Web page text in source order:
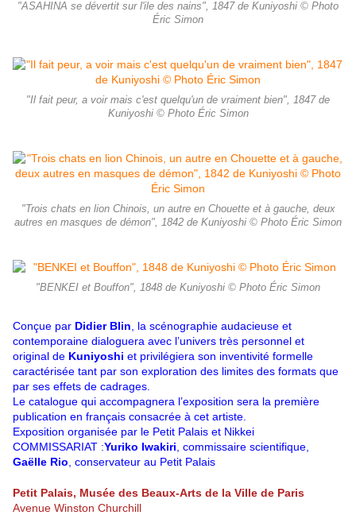
"ASAHINA se dévertit sur l'ile des nains", 1847 de Kuniyoshi © Photo
Éric Simon
"Il fait peur, a voir mais c'est quelqu'un de vraiment bien", 1847 de
Kuniyoshi © Photo Éric Simon
"Trois chats en lion Chinois, un autre en Chouette et à gauche, deux
autres en masques de démon", 1842 de Kuniyoshi © Photo Éric Simon
"BENKEI et Bouffon", 1848 de Kuniyoshi © Photo Éric Simon
Conçue par Didier Blin , la scénographie audacieuse et
contemporaine dia­loguera avec l’univers très personnel et
original de Kuniyoshi et privilégie­ra son inventivité formelle
caractérisée tant par son exploration des limites des formats que
par ses effets de cadrages.
Le catalogue qui accompagnera l’exposition sera la première
publication en français consacrée à cet artiste.
Exposition organisée par le Petit Palais et Nikkei
COMMISSARIAT :Yuriko Iwakiri , commissaire scientifique
Gaëlle Rio , conservateur au Petit Palais
Petit Palais, Musée des Beaux-Arts de la Ville de Paris
Avenue Winston Churchill